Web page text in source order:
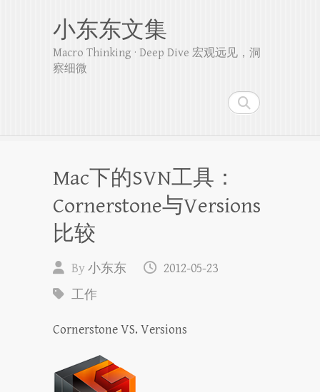
Search
小东东文集
Macro Thinking · Deep Dive 宏观远见，洞
察细微
Mac下的SVN工具：
Cornerstone与Versions
比较
By小东东
2012-05-23
工作
Cornerstone VS. Versions